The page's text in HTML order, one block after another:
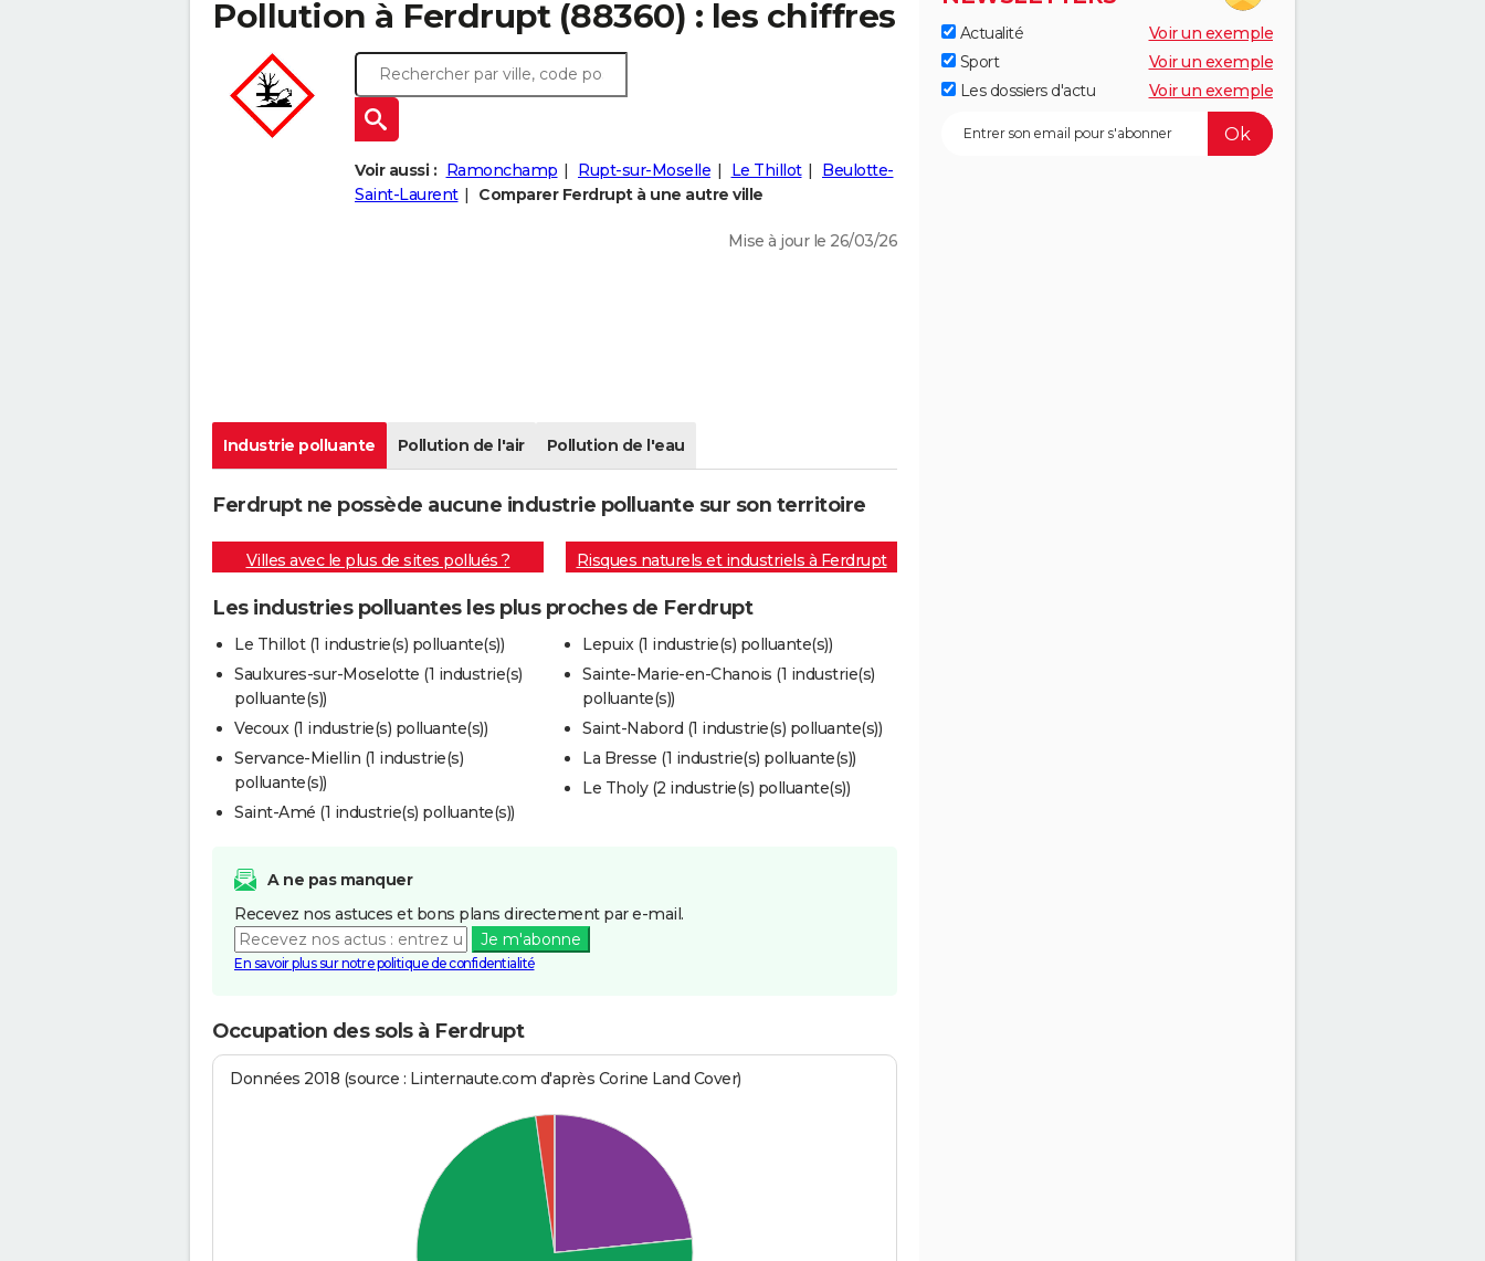
Pollution à Ferdrupt (88360) : les chiffres
Voir aussi : Ramonchamp Rupt-sur-Moselle Le Thillot
Beulotte-
Saint-Laurent
Comparer Ferdrupt à une autre ville
Mise à jour le 26/03/26
Industrie polluante Pollution de l'air Pollution de l'eau
Ferdrupt ne possède aucune industrie polluante sur son territoire
Villes avec le plus de sites pollués ? Risques naturels et industriels à Ferdrupt
Les industries polluantes les plus proches de Ferdrupt
Le Thillot (1 industrie(s) polluante(s))
Saulxures-sur-Moselotte (1 industrie(s)
polluante(s))
Vecoux (1 industrie(s) polluante(s))
Servance-Miellin (1 industrie(s)
polluante(s))
Saint-Amé (1 industrie(s) polluante(s))
Lepuix (1 industrie(s) polluante(s))
Sainte-Marie-en-Chanois (1 industrie(s)
polluante(s))
Saint-Nabord (1 industrie(s) polluante(s))
La Bresse (1 industrie(s) polluante(s))
Le Tholy (2 industrie(s) polluante(s))
A ne pas manquer
Recevez nos astuces et bons plans directement par e-mail.
Je m'abonne
En savoir plus sur notre politique de confidentialité
Occupation des sols à Ferdrupt
Données 2018 (source : Linternaute.com d'après Corine Land Cover)
Actualité
Voir un exemple
Sport
Voir un exemple
Les dossiers d'actu
Voir un exemple